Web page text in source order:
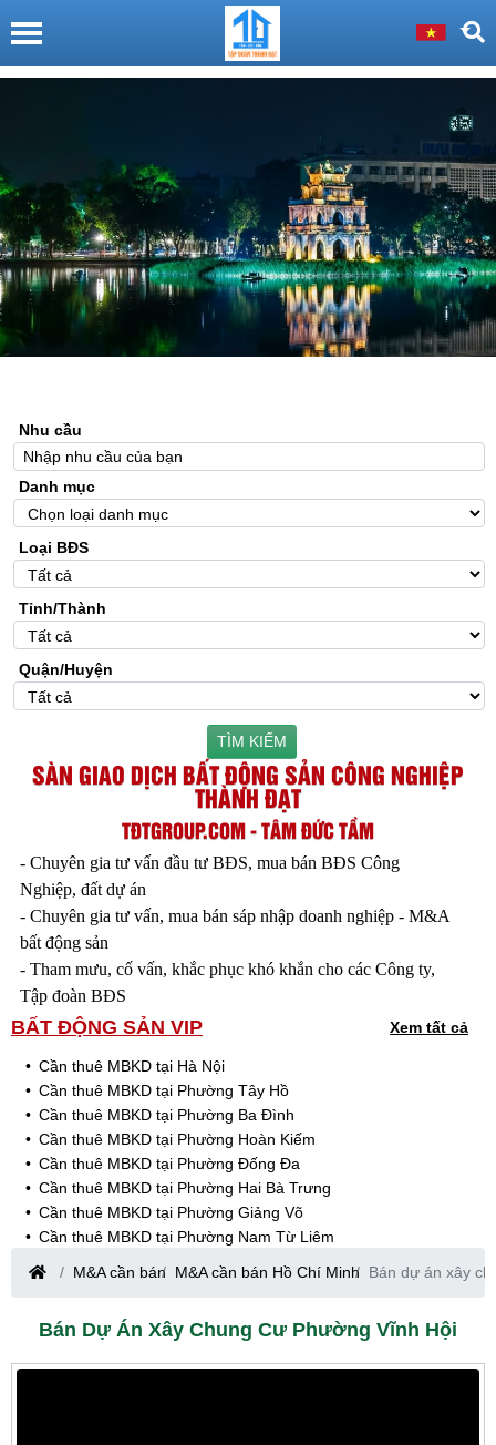
Nhu cầu
Danh mục
Loại BĐS
Tỉnh/Thành
Quận/Huyện
TÌM KIẾM
SÀN GIAO DỊCH BẤT ĐỘNG SẢN CÔNG NGHIỆP
THÀNH ĐẠT
TĐTGROUP.COM - TÂM ĐỨC TẦM
- Chuyên gia tư vấn đầu tư BĐS, mua bán BĐS Công
Nghiệp, đất dự án
- Chuyên gia tư vấn, mua bán sáp nhập doanh nghiệp - M&A
bất động sản
- Tham mưu, cố vấn, khắc phục khó khắn cho các Công ty,
Tập đoàn BĐS
BẤT ĐỘNG SẢN VIP Xem tất cả
Cần thuê MBKD tại Hà Nội
Cần thuê MBKD tại Phường Tây Hồ
Cần thuê MBKD tại Phường Ba Đình
Cần thuê MBKD tại Phường Hoàn Kiếm
Cần thuê MBKD tại Phường Đống Đa
Cần thuê MBKD tại Phường Hai Bà Trưng
Cần thuê MBKD tại Phường Giảng Võ
Cần thuê MBKD tại Phường Nam Từ Liêm
Cần thuê MBKD tại Phường Cầu Giấy
Cần thuê MBKD tại Phường Hà Đông
Cần thuê MBKD tại Phường Hoàng Mai
M&A cần bán M&A cần bán Hồ Chí Minh Bán dự án xây
Bán Dự Án Xây Chung Cư Phường Vĩnh Hội